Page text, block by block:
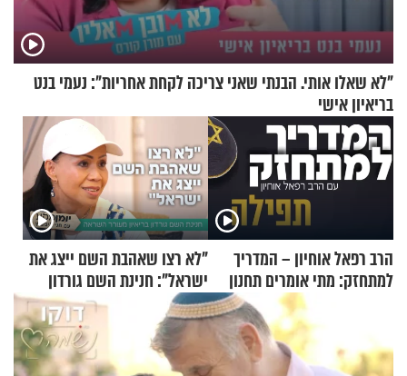
"לא שאלו אותי. הבנתי שאני צריכה לקחת אחריות": נעמי בנט
בריאיון אישי
הרב רפאל אוחיון – המדריך
למתחזק: מתי אומרים תחנון
ואיך עולים לתורה?
"לא רצו שאהבת השם ייצג את
ישראל": חנינת השם גורדון
בריאיון מעורר השראה